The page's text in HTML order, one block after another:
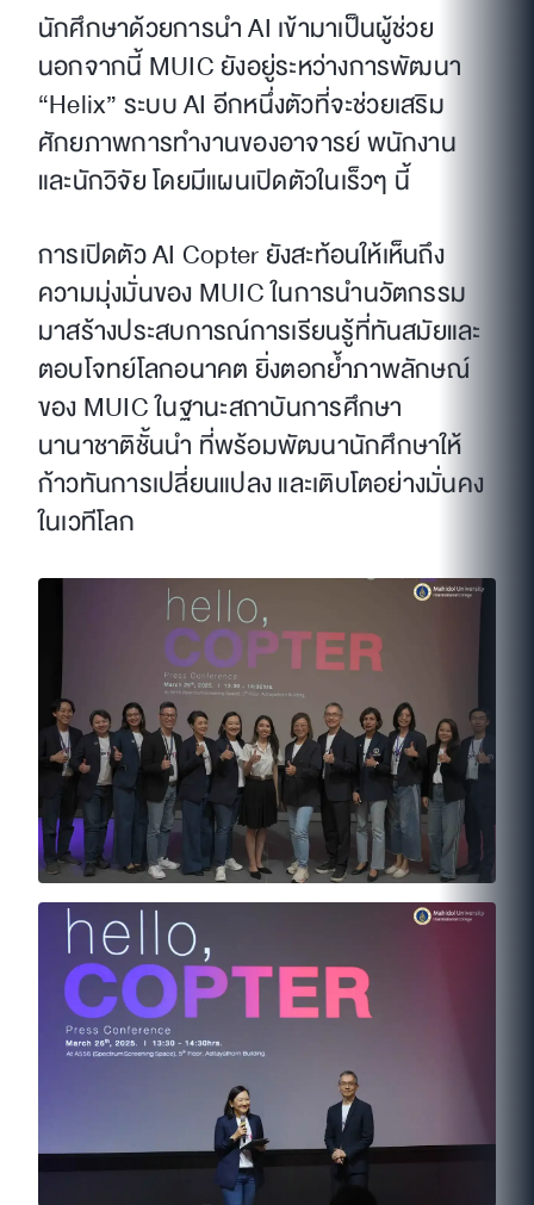
นักศึกษาด้วยการนำ AI เข้ามาเป็นผู้ช่วย
นอกจากนี้ MUIC ยังอยู่ระหว่างการพัฒนา
“Helix” ระบบ AI อีกหนึ่งตัวที่จะช่วยเสริม
ศักยภาพการทำงานของอาจารย์ พนักงาน
และนักวิจัย โดยมีแผนเปิดตัวในเร็วๆ นี้
การเปิดตัว AI Copter ยังสะท้อนให้เห็นถึง
ความมุ่งมั่นของ MUIC ในการนำนวัตกรรม
มาสร้างประสบการณ์การเรียนรู้ที่ทันสมัยและ
ตอบโจทย์โลกอนาคต ยิ่งตอกย้ำภาพลักษณ์
ของ MUIC ในฐานะสถาบันการศึกษา
นานาชาติชั้นนำ ที่พร้อมพัฒนานักศึกษาให้
ก้าวทันการเปลี่ยนแปลง และเติบโตอย่างมั่นคง
ในเวทีโลก